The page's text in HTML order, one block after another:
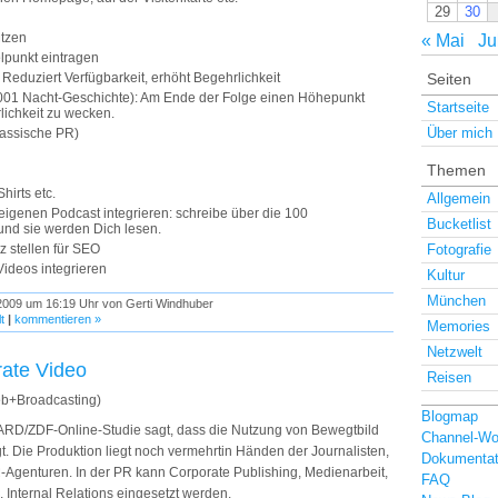
eintragen
Verfügbarkeit, erhöht Begehrlichkeit
Nacht-Geschichte): Am Ende der Folge einen Höhepunkt
zu wecken.
PR)
etc.
Podcast integrieren: schreibe über die 100
sie werden Dich lesen.
stellen für SEO
integrieren
um 16:19 Uhr von Gerti Windhuber
| kommentieren »
Video
ZDF-Online-Studie sagt, dass die Nutzung von Bewegtbild
Die Produktion liegt noch vermehrtin Händen der Journalisten,
In der PR kann Corporate Publishing, Medienarbeit,
Internal Relations eingesetzt werden.
29
30
« Mai
Seiten
Startseite
Über mich
Themen
Allgemein
Bucketlist
Fotografie
Kultur
München
Memories
Netzwelt
Reisen
Blogmap
Channel-
FAQ